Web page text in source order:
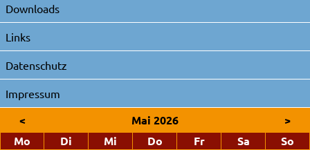
Downloads
Links
Datenschutz
Impressum
< Mai 2026
>
Mo
Di enstagMi ttwochDonnerstag
Freitag SamstagSo